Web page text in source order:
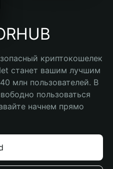
криптокошелек
станет вашим лучшим
млн пользователей. В
пользоваться
начнем прямо